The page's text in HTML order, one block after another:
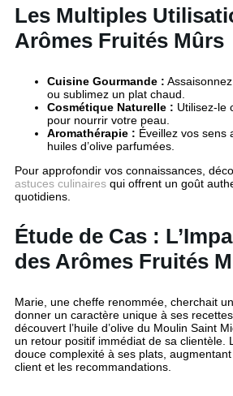
Les Multiples
Arômes Fruités Mûrs
Cuisine Gourmande :
ou sublimez un plat chaud.
Cosmétique Naturelle : Utilisez-le
pour nourrir votre peau.
Aromathérapie : Éveillez vos sens
huiles d’olive parfumées.
Pour approfondir vos connaissances,
astuces culinaires qui offrent un goût
quotidiens.
Étude de Cas :
des Arômes Fruités
Marie, une cheffe renommée, cherchait
donner un caractère unique à ses
découvert l’huile d’olive du Moulin Saint
un retour positif immédiat de sa clientèle.
douce complexité à ses plats,
client et les recommandations.